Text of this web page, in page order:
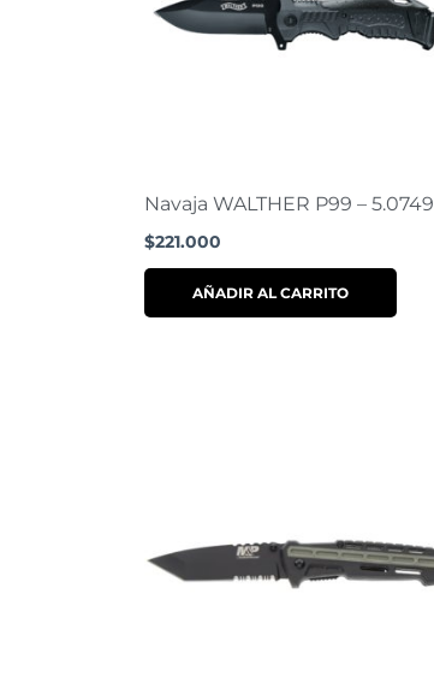
Navaja WALTHER P99 – 5.0749
$221.000
AÑADIR AL CARRITO